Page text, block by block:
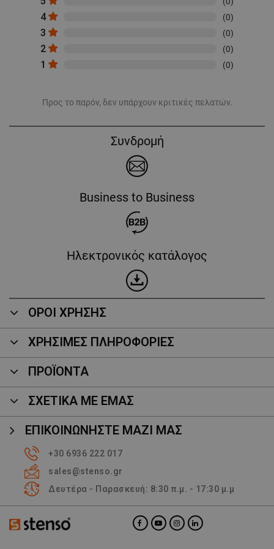
4 (0)
3 (0)
2 (0)
1 (0)
Προς το παρόν, δεν υπάρχουν κριτικές πελατών.
Συνδρομή
Business to Business
Ηλεκτρονικός κατάλογος
ΟΡΟΙ ΧΡΗΣΗΣ
ΧΡΗΣΙΜΕΣ ΠΛΗΡΟΦΟΡΙΕΣ
ΠΡΟΪΌΝΤΑ
ΣΧΕΤΙΚΑ ΜΕ ΕΜΑΣ
ΕΠΙΚΟΙΝΩΝΉΣΤΕ ΜΑΖΊ ΜΑΣ
+30 6936 222 017
sales@stenso.gr
Δευτέρα - Παρασκευή: 8:30 π.μ. - 17:30 μ.μ